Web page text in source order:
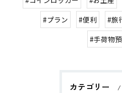
#プラン
#便利 #旅
#手荷物
カテゴリー